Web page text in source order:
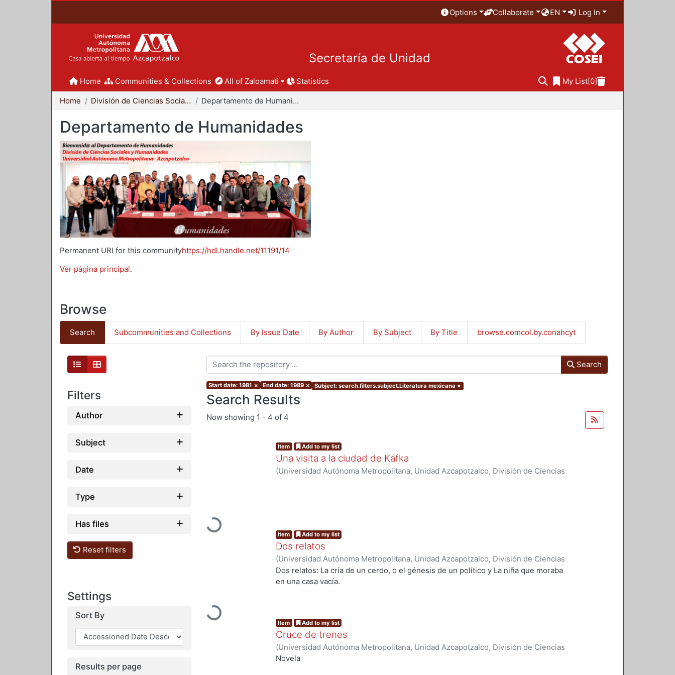
Options Collaborate EN Log In
Secretaría de Unidad
Home Communities & Collections All of Zaloamati Statistics My List[0]
Home División de Ciencias Sociales y Humanidades Departamento de Humanidades
Departamento de Humanidades
Permanent URI for this communityhttps://hdl.handle.net/11191/14
Ver página principal.
Browse
Search Subcommunities and Collections By Issue Date By Author By Subject By Title browse.comcol.by.conahcyt
Filters
Author
Subject
Date
Type
Has files
Reset filters
Settings
Sort By
Results per page
Search
Start date: 1981 × End date: 1989 × Subject: search.filters.subject.Literatura mexicana ×
Search Results
Now showing 1 - 4 of 4
Loading...
Item Add to my list
Una visita a la ciudad de Kafka
(Universidad Autónoma Metropolitana, Unidad Azcapotzalco, División de Ciencias
Loading...
Item Add to my list
Dos relatos
(Universidad Autónoma Metropolitana, Unidad Azcapotzalco, División de Ciencias
Sociales y Humanidades, Departamento de Humanidades, Área de Literatura,1981
Jimenez Castillo, Manuel
Dos relatos: La cría de un cerdo, o el génesis de un político y La niña que moraba
en una casa vacía.
Item Add to my list
Cruce de trenes
(Universidad Autónoma Metropolitana, Unidad Azcapotzalco, División de Ciencias
Sociales y Humanidades, Departamento de Humanidades, Área de Literatura
Novela